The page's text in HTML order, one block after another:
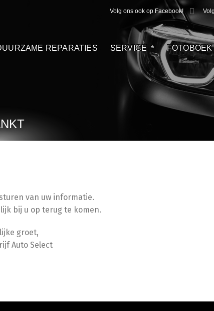
Volg ons ook op Facebook!
REPARATIES SERVICE FOTOBOEK
van uw informatie.
bij u op terug te komen.
groet,
Auto Select